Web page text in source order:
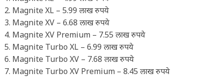
2. Magnite XL – 5.99 लाख रुपये
3. Magnite XV – 6.68 लाख रुपये
4. Magnite XV Premium – 7.55 लाख रुपये
5. Magnite Turbo XL – 6.99 लाख रुपये
6. Magnite Turbo XV – 7.68 लाख रुपये
7. Magnite Turbo XV Premium – 8.45 लाख रुपये